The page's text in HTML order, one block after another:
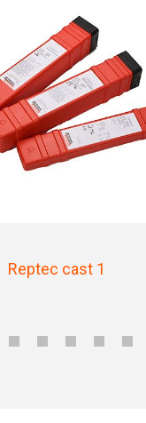
Reptec cast 1